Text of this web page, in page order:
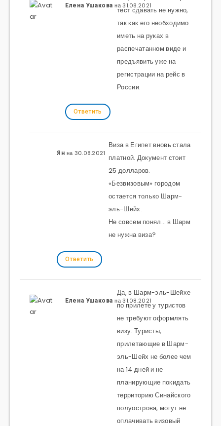
Елена Ушакова на 31.08.2021
тест сдавать не нужно,
так как его необходимо
иметь на руках в
распечатанном виде и
предъявить уже на
регистрации на рейс в
России.
Ответить
Ян на 30.08.2021
Виза в Египет вновь стала
платной. Документ стоит
25 долларов.
«Безвизовым» городом
остается только Шарм-
эль-Шейх.
Не совсем понял… в Шарм
не нужна виза?
Ответить
Елена Ушакова на 31.08.2021
Да, в Шарм-эль-Шейхе
по прилете у туристов
не требуют оформлять
визу. Туристы,
прилетающие в Шарм-
эль-Шейх не более чем
на 14 дней и не
планирующие покидать
территорию Синайского
полуострова, могут не
оплачивать визовый